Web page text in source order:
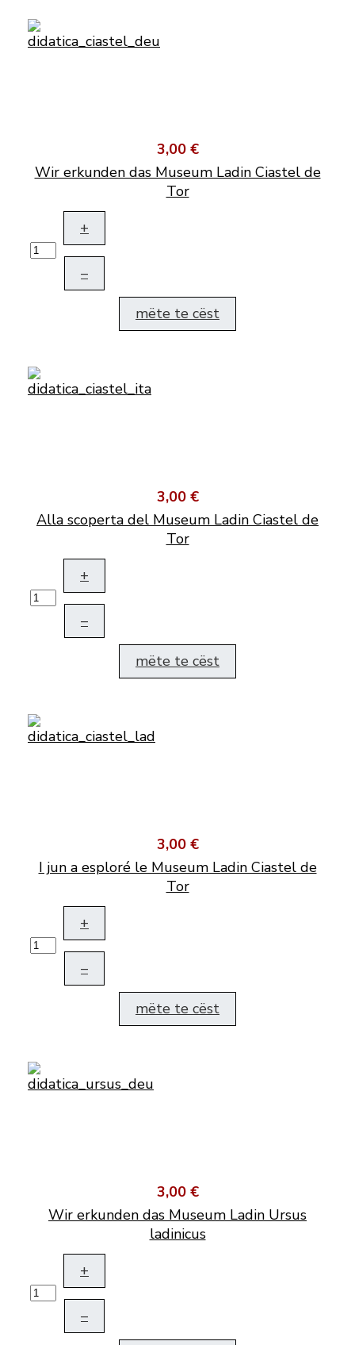
3,00 €
Wir erkunden das Museum Ladin Ciastel de
Tor
+
–
mëte te cëst
3,00 €
Alla scoperta del Museum Ladin Ciastel de
Tor
+
–
mëte te cëst
3,00 €
I jun a esploré le Museum Ladin Ciastel de
Tor
+
–
mëte te cëst
3,00 €
Wir erkunden das Museum Ladin Ursus
ladinicus
+
–